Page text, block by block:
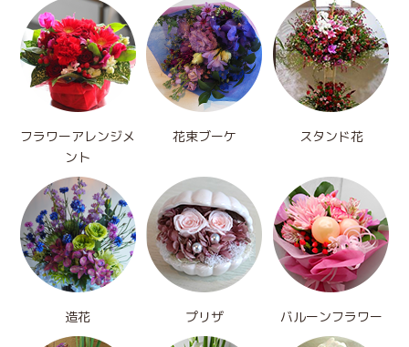
フラワーアレンジメ
ント
花束ブーケ スタンド花
造花 プリザ バルーンフラワー